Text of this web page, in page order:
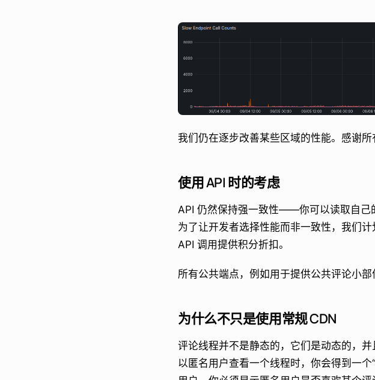
我们仍在逐步改善某些区域的性能。感谢所
使用 API 时的考虑
API 仍然保持强一致性——你可以读取自己
为了让开发者选择性能而非一致性，我们
API 调用提供积分折扣。
所有公共端点，例如用于提供公共评论小
为什么不只是使用常规 CDN
评论线程并不是静态的，它们是动态的，
以匿名用户查看一个线程时，你会得到一